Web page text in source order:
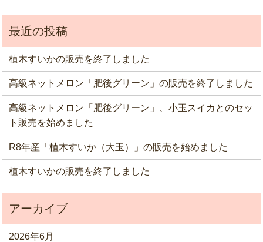
植木すいかの販売を終了しました
高級ネットメロン「肥後グリーン」の販売を終了しました
高級ネットメロン「肥後グリーン」、小玉スイカとのセッ
ト販売を始めました
R8年産「植木すいか（大玉）」の販売を始めました
植木すいかの販売を終了しました
2026年6月